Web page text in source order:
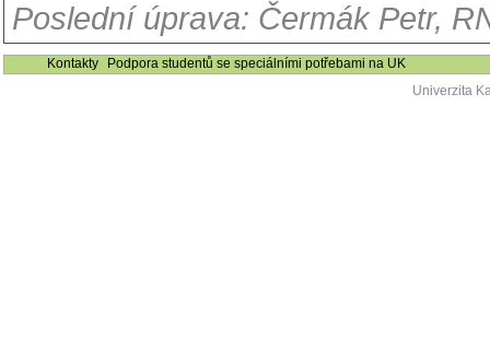
Poslední úprava: Čermák Petr,
Kontakty
Podpora studentů se speciálními potřebami na UK
Univerzita